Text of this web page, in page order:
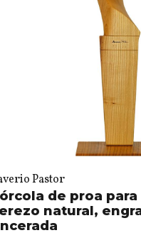
Pastor
de proa
natural,